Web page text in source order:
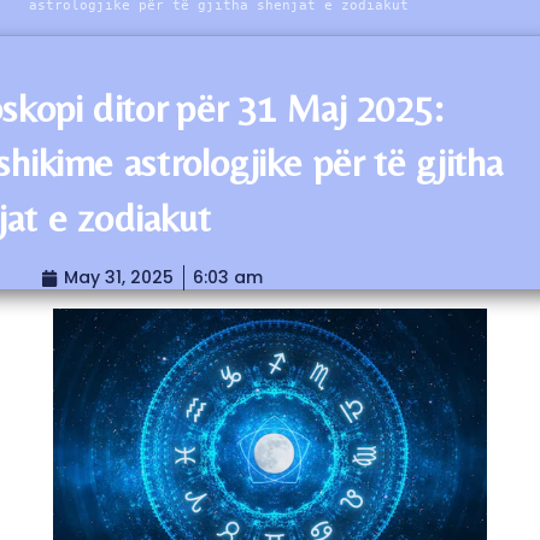
astrologjike për të gjitha shenjat e zodiakut
ditor për 31 Maj 2025:
astrologjike për të gjitha
e zodiakut
May 31, 2025 6:03 am